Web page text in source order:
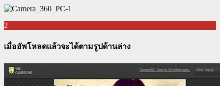
2
เมื่ออัพโหลดแล้วจะได้ตามรูปด้านล่าง